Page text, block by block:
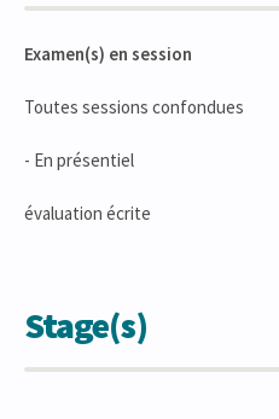
Examen(s) en session
Toutes sessions confondues
- En présentiel
évaluation écrite
Stage(s)